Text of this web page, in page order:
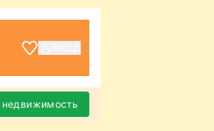
недвижимость